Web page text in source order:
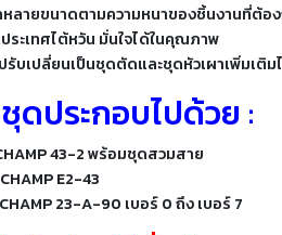
หลายขนาดตามความหนาของชิ้นงานที่ต้
ระเทศไต้หวัน มั่นใจได้ในคุณภาพ
รับเปลี่ยนเป็นชุดตัดและชุดหัวเผาเพิ่มเติม
ดประกอบไปด้วย :
43-2 พร้อมชุดสวมสาย
E2-43
23-A-90 เบอร์ 0 ถึง เบอร์ 7